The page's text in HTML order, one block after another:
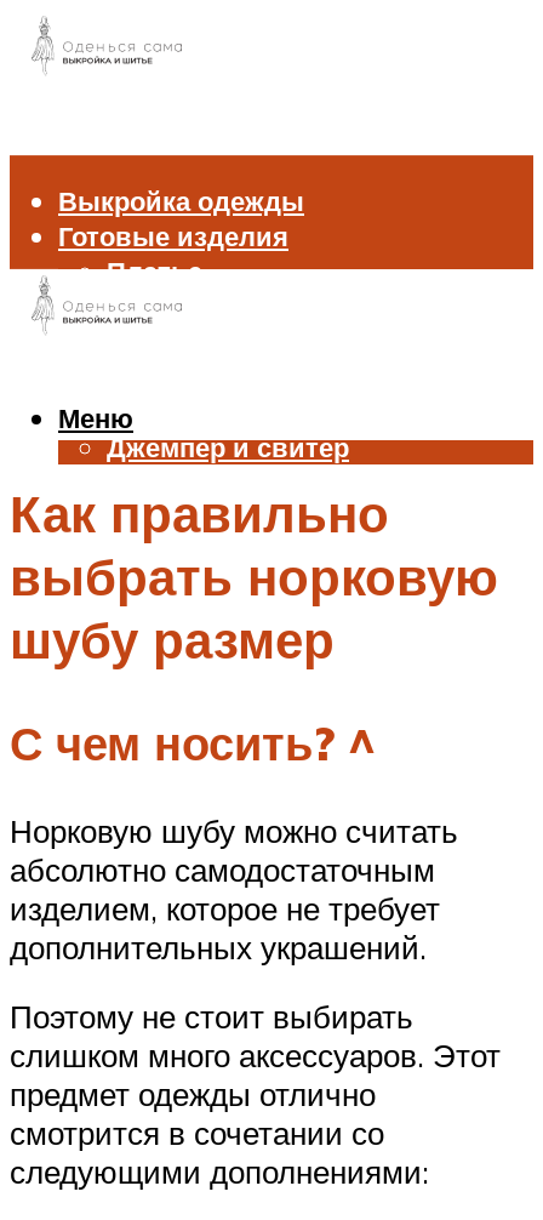
Выкройка одежды
Готовые изделия
Платье
Брюки
Жилет
Джемпер и свитер
Аксессуары
Меню
Меню
Как правильно
выбрать норковую
шубу размер
С чем носить? ^
Норковую шубу можно считать
абсолютно самодостаточным
изделием, которое не требует
дополнительных украшений.
Поэтому не стоит выбирать
слишком много аксессуаров. Этот
предмет одежды отлично
смотрится в сочетании со
следующими дополнениями: